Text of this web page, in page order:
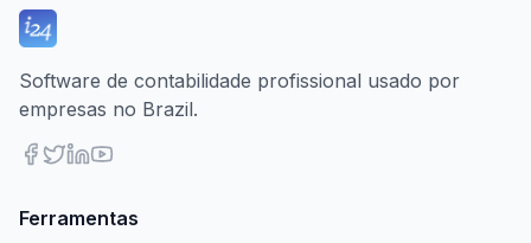
Software de contabilidade profissional usado por
empresas no Brazil.
Ferramentas